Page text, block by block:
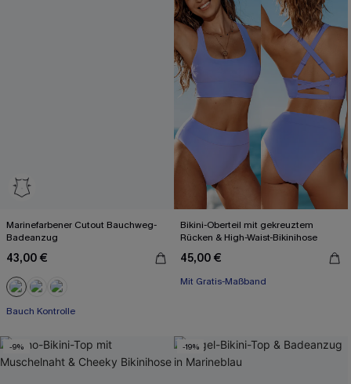
Marinefarbener Cutout Bauchweg-
Badeanzug
43,00 €
Bauch Kontrolle
Bikini-Oberteil mit gekreuztem
Rücken & High-Waist-Bikinihose
45,00 €
Mit Gratis-Maßband
High waist
-9% -19%